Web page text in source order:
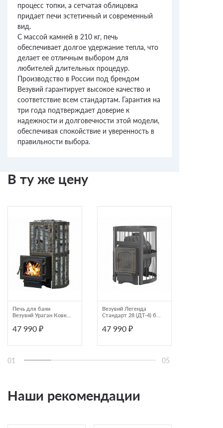
процесс топки, а сетчатая облицовка
придает печи эстетичный и современный
вид.
С массой камней в 210 кг, печь
обеспечивает долгое удержание тепла, что
делает ее отличным выбором для
любителей длительных процедур.
Производство в России под брендом
Везувий гарантирует высокое качество и
соответствие всем стандартам. Гарантия на
три года подтверждает доверие к
надежности и долговечности этой модели,
обеспечивая спокойствие и уверенность в
правильности выбора.
В ту же цену
Печь для бани
Везувий Ураган Ковка
47 990 ₽
Везувий Легенда
Стандарт 28 (ДТ-4) б/
47 990 ₽
01 05
Наши рекомендации